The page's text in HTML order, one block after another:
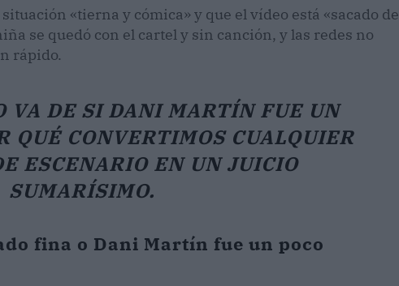
«tierna y cómica» y que el vídeo está «sacado de
se quedó con el cartel y sin canción, y las redes no
rápido.
VA DE SI DANI MARTÍN FUE UN
QUÉ CONVERTIMOS CUALQUIER
ESCENARIO EN UN JUICIO
SUMARÍSIMO.
fina o Dani Martín fue un poco